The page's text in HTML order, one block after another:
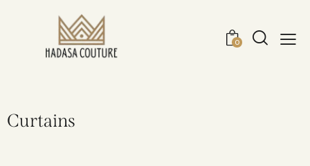
0
Curtains